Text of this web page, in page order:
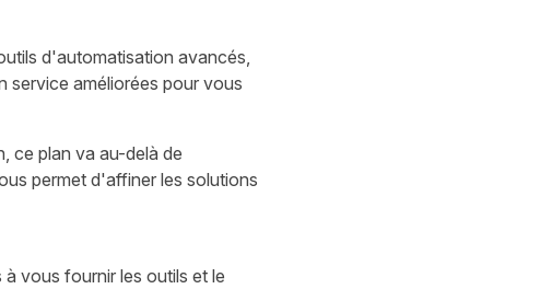
d'automatisation avancés,
service améliorées pour vous
ce plan va au-delà de
permet d'affiner les solutions
vous fournir les outils et le